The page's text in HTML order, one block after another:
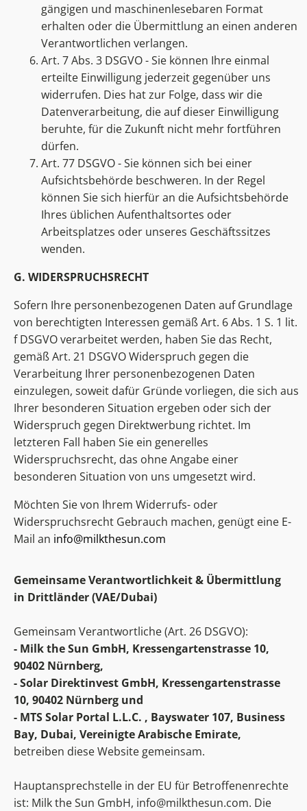
gängigen und maschinenlesebaren Format
erhalten oder die Übermittlung an einen anderen
Verantwortlichen verlangen.
Art. 7 Abs. 3 DSGVO - Sie können Ihre einmal
erteilte Einwilligung jederzeit gegenüber uns
widerrufen. Dies hat zur Folge, dass wir die
Datenverarbeitung, die auf dieser Einwilligung
beruhte, für die Zukunft nicht mehr fortführen
dürfen.
Art. 77 DSGVO - Sie können sich bei einer
Aufsichtsbehörde beschweren. In der Regel
können Sie sich hierfür an die Aufsichtsbehörde
Ihres üblichen Aufenthaltsortes oder
Arbeitsplatzes oder unseres Geschäftssitzes
wenden.
G. WIDERSPRUCHSRECHT
Sofern Ihre personenbezogenen Daten auf Grundlage
von berechtigten Interessen gemäß Art. 6 Abs. 1 S. 1 lit.
f DSGVO verarbeitet werden, haben Sie das Recht,
gemäß Art. 21 DSGVO Widerspruch gegen die
Verarbeitung Ihrer personenbezogenen Daten
einzulegen, soweit dafür Gründe vorliegen, die sich aus
Ihrer besonderen Situation ergeben oder sich der
Widerspruch gegen Direktwerbung richtet. Im
letzteren Fall haben Sie ein generelles
Widerspruchsrecht, das ohne Angabe einer
besonderen Situation von uns umgesetzt wird.
Möchten Sie von Ihrem Widerrufs- oder
Widerspruchsrecht Gebrauch machen, genügt eine E-
Mail an info@milkthesun.com
Gemeinsame Verantwortlichkeit & Übermittlung
in Drittländer (VAE/Dubai)
Gemeinsam Verantwortliche (Art. 26 DSGVO):
- Milk the Sun GmbH, Kressengartenstrasse 10,
90402 Nürnberg,
- Solar Direktinvest GmbH, Kressengartenstrasse
10, 90402 Nürnberg und
- MTS Solar Portal L.L.C. , Bayswater 107, Business
Bay, Dubai, Vereinigte Arabische Emirate,
betreiben diese Website gemeinsam.
Hauptansprechstelle in der EU für Betroffenenrechte
ist: Milk the Sun GmbH, info@milkthesun.com. Die